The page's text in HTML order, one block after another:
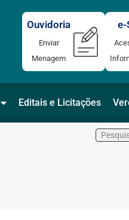
e-
Ouvidoria
Enviar
Menagem
Editais e Licitações